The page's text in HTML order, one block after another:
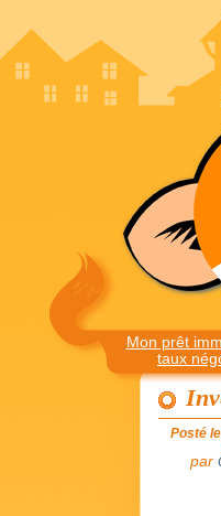
Mon prêt
taux
Posté
par